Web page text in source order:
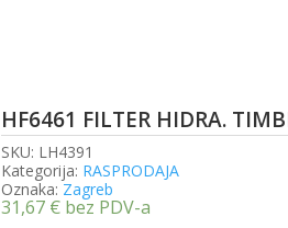
HF6461 FILTER HIDRA.
SKU: LH4391
Kategorija: RASPRODAJA
Oznaka: Zagreb
31,67 € bez PDV-a